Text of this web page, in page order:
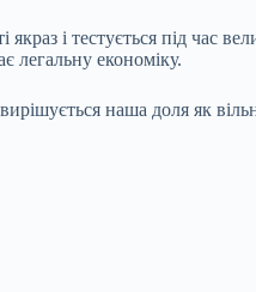
і тестується під час
легальну економіку.
наша доля як